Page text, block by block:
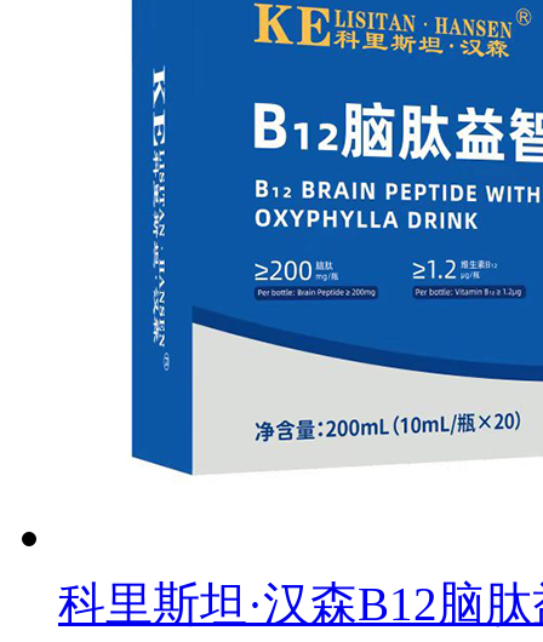
科里斯坦·汉森B12脑